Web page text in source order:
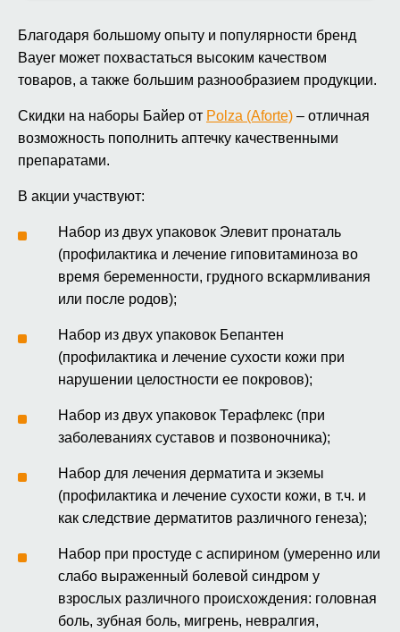
Благодаря большому опыту и популярности бренд
Bayer может похвастаться высоким качеством
товаров, а также большим разнообразием продукции.
Скидки на наборы Байер от Polza (Aforte) – отличная
возможность пополнить аптечку качественными
препаратами.
В акции участвуют:
Набор из двух упаковок Элевит пронаталь
(профилактика и лечение гиповитаминоза во
время беременности, грудного вскармливания
или после родов);
Набор из двух упаковок Бепантен
(профилактика и лечение сухости кожи при
нарушении целостности ее покровов);
Набор из двух упаковок Терафлекс (при
заболеваниях суставов и позвоночника);
Набор для лечения дерматита и экземы
(профилактика и лечение сухости кожи, в т.ч. и
как следствие дерматитов различного генеза);
Набор при простуде с аспирином (умеренно или
слабо выраженный болевой синдром у
взрослых различного происхождения: головная
боль, зубная боль, мигрень, невралгия,